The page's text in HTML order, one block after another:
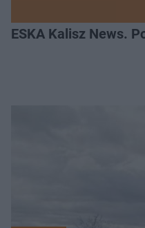
ESKA Kalisz News.